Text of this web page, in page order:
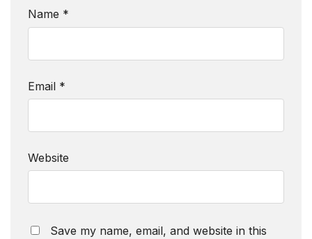
Name *
Email *
Website
Save my name, email, and website in this